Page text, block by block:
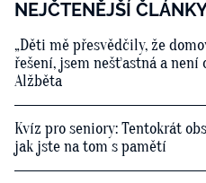
NEJČTENĚJŠÍ
„Děti mě přesvědčily, že
řešení, jsem nešťastná a není
Alžběta
Kvíz pro seniory: Tentokrát
jak jste na tom s pamětí